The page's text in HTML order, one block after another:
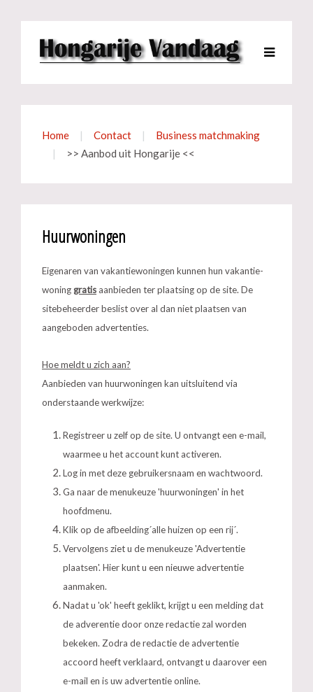
Home Contact
Business matchmaking
>> Aanbod uit Hongarije <<
Huurwoningen
Eigenaren van vakantiewoningen kunnen hun vakantie-
woninggratisaanbieden ter plaatsing op de site. De
sitebeheerder beslist over al dan niet plaatsen van
aangeboden advertenties.
Hoe meldt u zich aan?
Aanbieden van huurwoningen kan uitsluitend via
onderstaande werkwijze:
Registreer u zelf op de site. U ontvangt een e-mail,
waarmee u het account kunt activeren.
Log in met deze gebruikersnaam en wachtwoord.
Ga naar de menukeuze 'huurwoningen' in het
hoofdmenu.
Klik op de afbeelding´alle huizen op een rij´.
Vervolgens ziet u de menukeuze 'Advertentie
plaatsen'. Hier kunt u een nieuwe advertentie
aanmaken.
Nadat u 'ok' heeft geklikt, krijgt u een melding dat
de adverentie door onze redactie zal worden
bekeken. Zodra de redactie de advertentie
accoord heeft verklaard, ontvangt u daarover een
e-mail en is uw advertentie online.